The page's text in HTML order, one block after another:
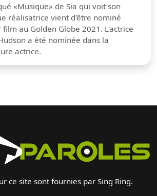
«Musique» de Sia qui voit son
réalisatrice vient d'être nominé
au Golden Globe 2021. L'actrice
a été nominée dans la
actrice.
ce site sont fournies par Sing Ring.